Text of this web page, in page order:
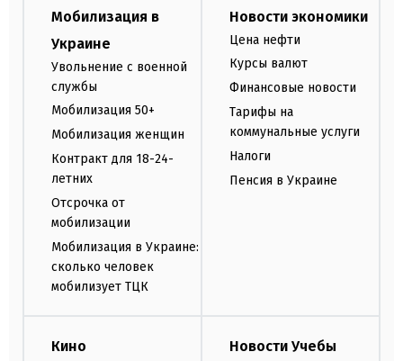
Мобилизация в
Украине
Увольнение с военной
службы
Мобилизация 50+
Мобилизация женщин
Контракт для 18-24-
летних
Отсрочка от
мобилизации
Мобилизация в Украине:
сколько человек
мобилизует ТЦК
Новости экономики
Цена нефти
Курсы валют
Финансовые новости
Тарифы на
коммунальные услуги
Налоги
Пенсия в Украине
Кино Новости Учебы